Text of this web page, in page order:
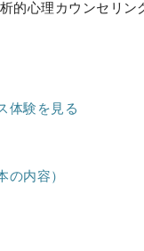
的心理カウンセリ
体験を見る
の内容）